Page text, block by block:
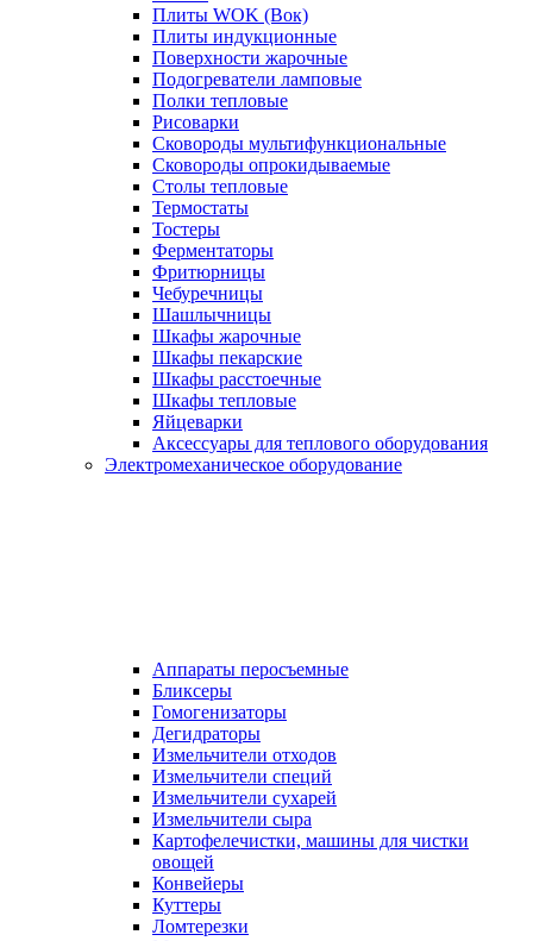
Плиты WOK (Вок)
Плиты индукционные
Поверхности жарочные
Подогреватели ламповые
Полки тепловые
Рисоварки
Сковороды мультифункциональные
Сковороды опрокидываемые
Столы тепловые
Термостаты
Тостеры
Ферментаторы
Фритюрницы
Чебуречницы
Шашлычницы
Шкафы жарочные
Шкафы пекарские
Шкафы расстоечные
Шкафы тепловые
Яйцеварки
Аксессуары для теплового оборудования
Электромеханическое оборудование
Аппараты перосъемные
Бликсеры
Гомогенизаторы
Дегидраторы
Измельчители отходов
Измельчители специй
Измельчители сухарей
Измельчители сыра
Картофелечистки, машины для чистки
овощей
Конвейеры
Куттеры
Ломтерезки